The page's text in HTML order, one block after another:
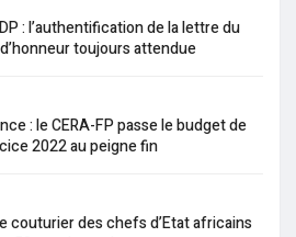
: l’authentification de la lettre du
toujours attendue
: le CERA-FP passe le budget de
2022 au peigne fin
couturier des chefs d’Etat africains